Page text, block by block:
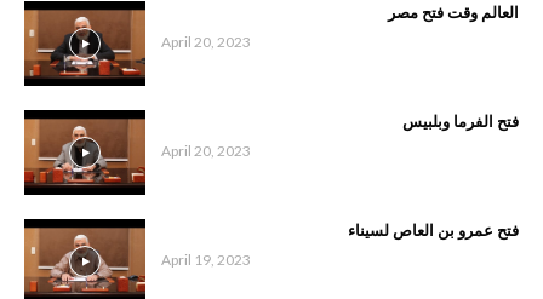
العالم وقت فتح مصر
April 20, 2023
فتح الفرما وبلبيس
April 20, 2023
فتح عمرو بن العاص لسيناء
April 19, 2023